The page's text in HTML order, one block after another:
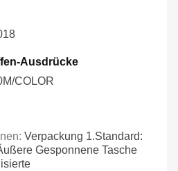
Ausdrücke
COLOR
Verpackung 1.Standard:
Gesponnene Tasche